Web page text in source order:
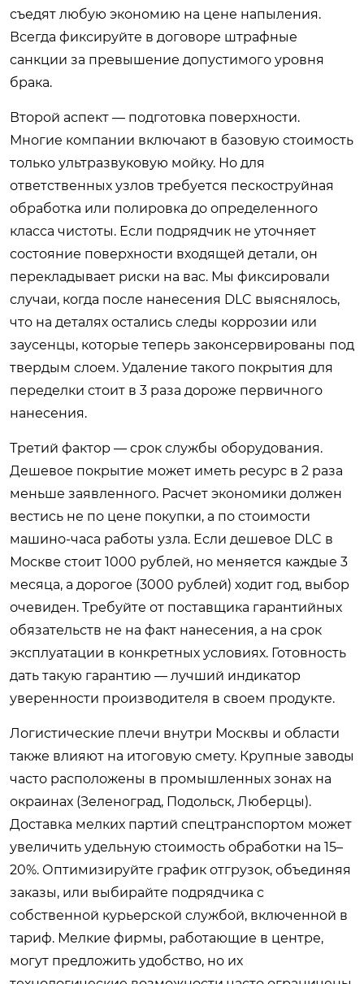
съедят любую экономию на цене напыления.
Всегда фиксируйте в договоре штрафные
санкции за превышение допустимого уровня
брака.
Второй аспект — подготовка поверхности.
Многие компании включают в базовую стоимость
только ультразвуковую мойку. Но для
ответственных узлов требуется пескоструйная
обработка или полировка до определенного
класса чистоты. Если подрядчик не уточняет
состояние поверхности входящей детали, он
перекладывает риски на вас. Мы фиксировали
случаи, когда после нанесения DLC выяснялось,
что на деталях остались следы коррозии или
заусенцы, которые теперь законсервированы под
твердым слоем. Удаление такого покрытия для
переделки стоит в 3 раза дороже первичного
нанесения.
Третий фактор — срок службы оборудования.
Дешевое покрытие может иметь ресурс в 2 раза
меньше заявленного. Расчет экономики должен
вестись не по цене покупки, а по стоимости
машино-часа работы узла. Если дешевое DLC в
Москве стоит 1000 рублей, но меняется каждые 3
месяца, а дорогое (3000 рублей) ходит год, выбор
очевиден. Требуйте от поставщика гарантийных
обязательств не на факт нанесения, а на срок
эксплуатации в конкретных условиях. Готовность
дать такую гарантию — лучший индикатор
уверенности производителя в своем продукте.
Логистические плечи внутри Москвы и области
также влияют на итоговую смету. Крупные заводы
часто расположены в промышленных зонах на
окраинах (Зеленоград, Подольск, Люберцы).
Доставка мелких партий спецтранспортом может
увеличить удельную стоимость обработки на 15–
20%. Оптимизируйте график отгрузок, объединяя
заказы, или выбирайте подрядчика с
собственной курьерской службой, включенной в
тариф. Мелкие фирмы, работающие в центре,
могут предложить удобство, но их